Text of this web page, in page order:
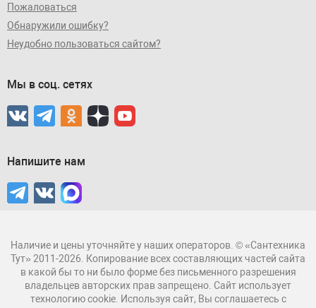
Пожаловаться
Обнаружили ошибку?
Неудобно пользоваться сайтом?
Мы в соц. сетях
Напишите нам
Наличие и цены уточняйте у наших операторов. © «Сантехника
Тут» 2011-2026. Копирование всех составляющих частей сайта
в какой бы то ни было форме без письменного разрешения
владельцев авторских прав запрещено. Сайт использует
технологию cookie. Используя сайт, Вы соглашаетесь с